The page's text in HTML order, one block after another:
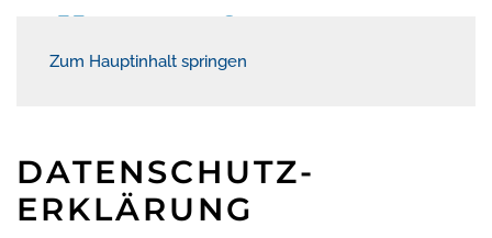
Zum Hauptinhalt springen
DATENSCHUTZ­
ERKLÄRUNG